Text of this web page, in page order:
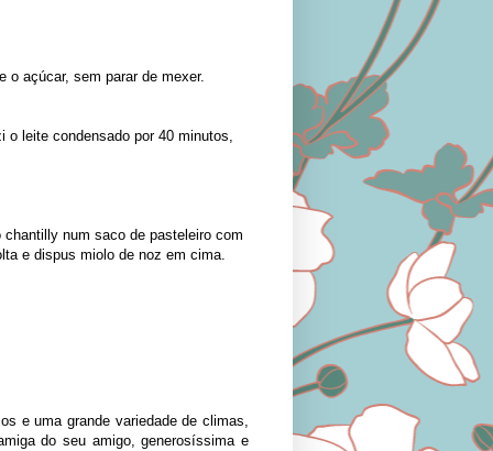
o açúcar, sem parar de mexer.
o leite condensado por 40 minutos,
num saco de pasteleiro com
e dispus miolo de noz em cima.
e uma grande variedade de climas,
do seu amigo, generosíssima e